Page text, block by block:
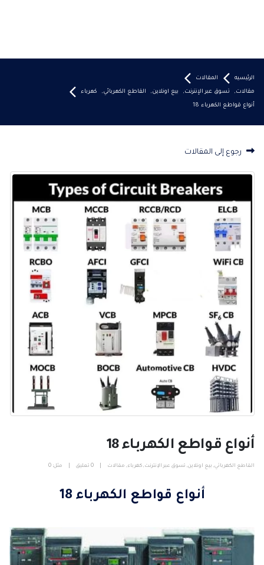
الرئيسيه المقالات
مقالات, تسوق عبر الإنترنت, بيع اونلاين, القاطع الكهربائي, كهرباء
أنواع قواطع الكهرباء 18
رجوع إلى المقالات
أنواع قواطع الكهرباء 18
القاطع الكهربائي, بيع اونلاين, تسوق عبر الإنترنت , كهرباء , مقالات 0 تعليق مثل: 0
أنواع قواطع الكهرباء 18